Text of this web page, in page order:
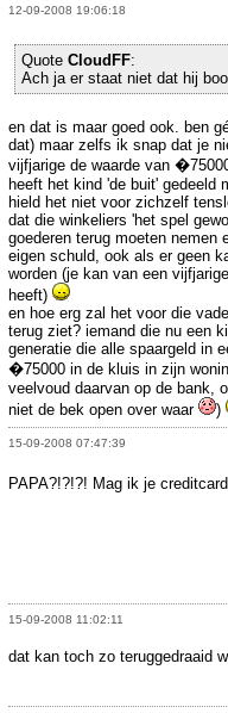
12-09-2008 19:06:18
Quote CloudFF:
Ach ja er staat niet dat hij
en dat is maar goed ook. ben
dat) maar zelfs ik snap dat je
vijfjarige de waarde van
heeft het kind 'de buit' gedeeld
hield het niet voor zichzelf
dat die winkeliers 'het spel
goederen terug moeten nemen
eigen schuld, ook als er geen
worden (je kan van een
heeft)
en hoe erg zal het voor die
terug ziet? iemand die nu een
generatie die alle spaargeld in
�75000 in de kluis in zijn
veelvoud daarvan op de bank,
niet de bek open over waar
)
15-09-2008 07:47:39
PAPA?!?!?! Mag ik je
15-09-2008 11:02:11
dat kan toch zo teruggedraaid